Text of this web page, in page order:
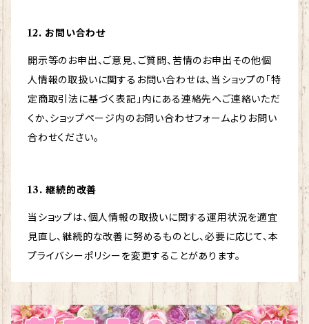
12. お問い合わせ
開示等のお申出、ご意見、ご質問、苦情のお申出その他個
人情報の取扱いに関するお問い合わせは、当ショップの「特
定商取引法に基づく表記」内にある連絡先へご連絡いただ
くか、ショップページ内のお問い合わせフォームよりお問い
合わせください。
13. 継続的改善
当ショップは、個人情報の取扱いに関する運用状況を適宜
見直し、継続的な改善に努めるものとし、必要に応じて、本
プライバシーポリシーを変更することがあります。